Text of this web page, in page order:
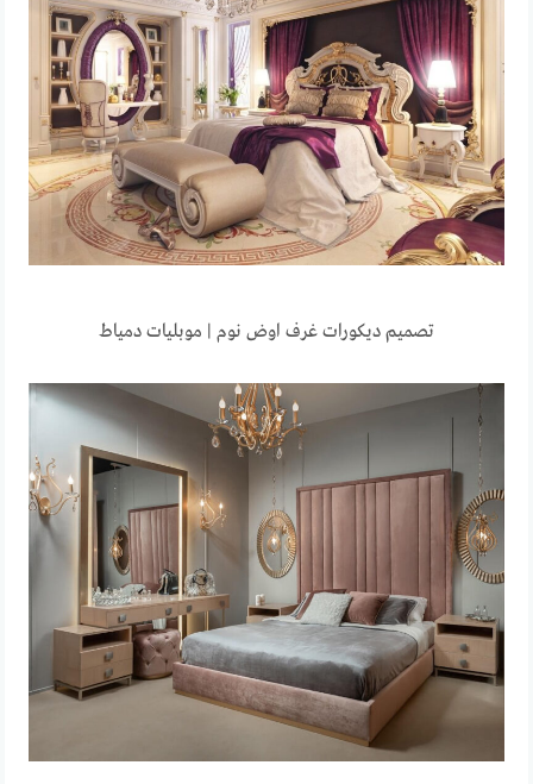
تصميم ديكورات غرف اوض نوم | موبليات دمياط